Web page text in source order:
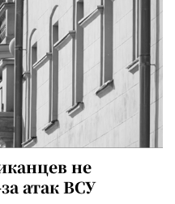
не
атак ВСУ